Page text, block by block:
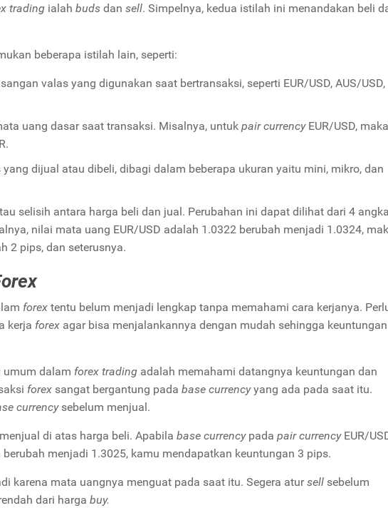
trading ialah buds dan sell. Simpelnya, kedua istilah ini menandakan beli
beberapa istilah lain, seperti:
valas yang digunakan saat bertransaksi, seperti EUR/USD, AUS/USD,
uang dasar saat transaksi. Misalnya, untuk pair currencyEUR/USD, maka
dijual atau dibeli, dibagi dalam beberapa ukuran yaitu mini, mikro, dan
selisih antara harga beli dan jual. Perubahan ini dapat dilihat dari 4 angka
nilai mata uang EUR/USD adalah 1.0322 berubah menjadi 1.0324,
2 pips, dan seterusnya.
forex tentu belum menjadi lengkap tanpa memahami cara kerjanya.
kerja forex agar bisa menjalankannya dengan mudah sehingga keuntungan
umum dalam forex trading adalah memahami datangnya keuntungan dan
forex sangat bergantung pada base currencyyang ada pada saat itu.
currencysebelum menjual.
di atas harga beli. Apabila base currencypada pair currencyEUR/
menjadi 1.3025, kamu mendapatkan keuntungan 3 pips.
karena mata uangnya menguat pada saat itu. Segera atursell sebelum
dari harga buy.